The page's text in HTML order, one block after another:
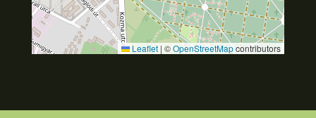
Leaflet | ©OpenStreetMapcontributors